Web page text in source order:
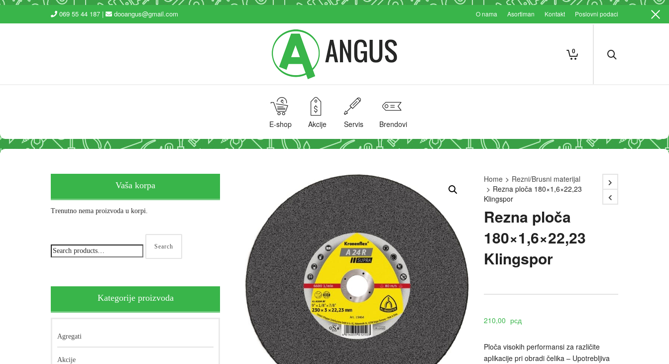
069 55 44 187 | dooangus@gmail.com O nama Asortiman Kontakt Poslovni podaci
0
E-shop Akcije Servis Brendovi
Home > Rezni/Brusni materijal
> Rezna ploča 180×1,6×22,23
Klingspor
Rezna ploča
180×1,6×22,23
Klingspor
210,00 рсд
Ploča visokih performansi za različite
aplikacije pri obradi čelika – Upotrebljiva
Vaša korpa
Trenutno nema proizvoda u korpi.
Search
Kategorije proizvoda
Agregati
Akcije